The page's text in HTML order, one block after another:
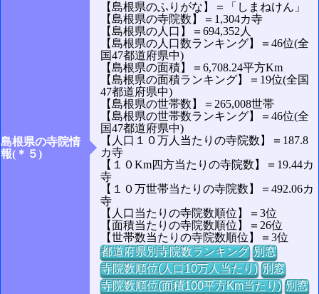
島根県の寺院情
報(＊５)
【島根県のふりがな】＝「しまねけん」
【島根県の寺院数】＝1,304カ寺
【島根県の人口】＝694,352人
【島根県の人口数ランキング】＝46位(全
国47都道府県中)
【島根県の面積】＝6,708.24平方Km
【島根県の面積ランキング】＝19位(全国
47都道府県中)
【島根県の世帯数】＝265,008世帯
【島根県の世帯数ランキング】＝46位(全
国47都道府県中)
【人口１０万人当たりの寺院数】＝187.8
カ寺
【１０Km四方当たりの寺院数】＝19.44カ
寺
【１０万世帯当たりの寺院数】＝492.06カ
寺
【人口当たりの寺院数順位】＝3位
【面積当たりの寺院数順位】＝26位
【世帯数当たりの寺院数順位】＝3位
都道府県別寺院数ランキング 別窓
寺院数順位(人口10万人当たり) 別窓
寺院数順位(面積100平方Km当たり) 別窓